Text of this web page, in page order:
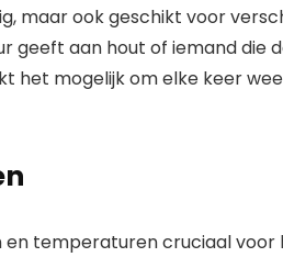
maar ook geschikt voor
geeft aan hout of iemand die
het mogelijk om elke keer
en temperaturen cruciaal